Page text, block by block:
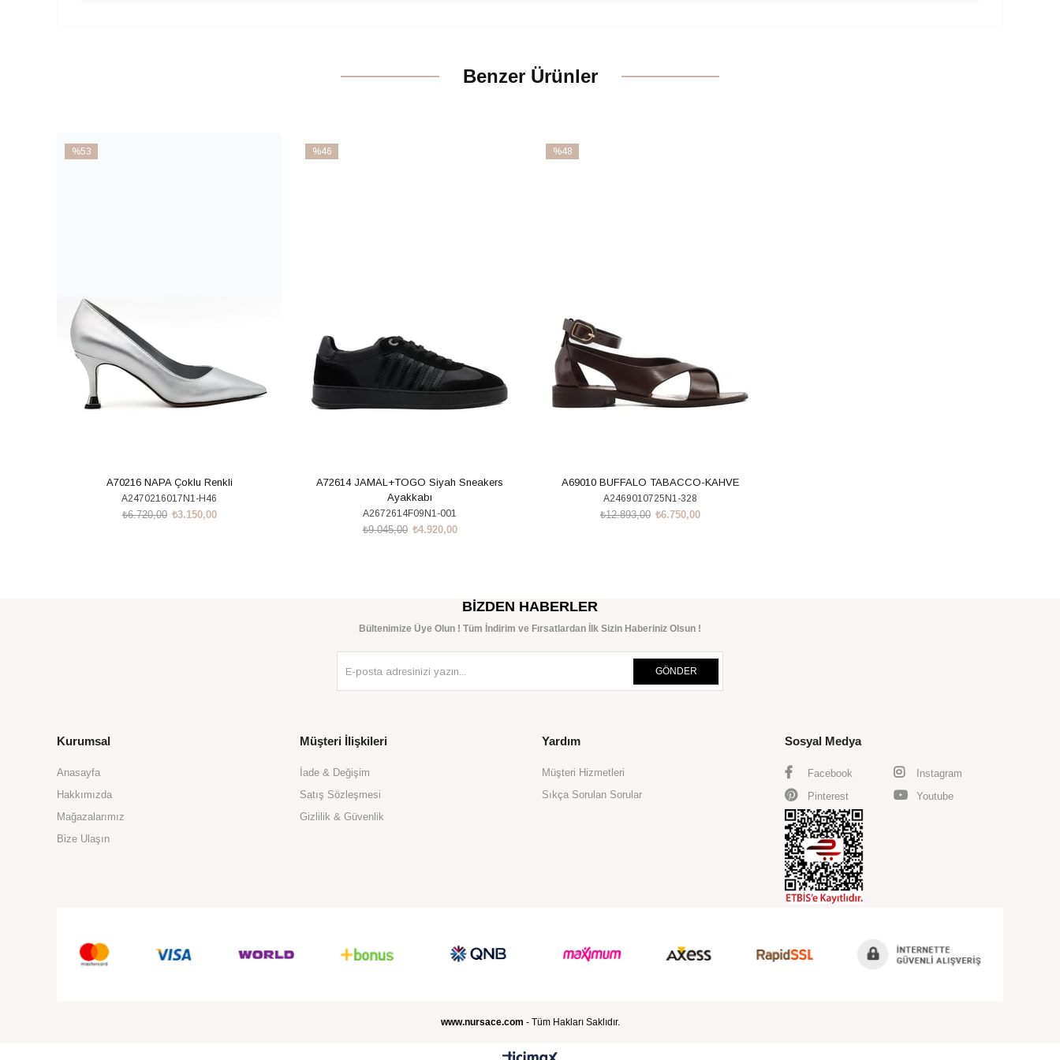
Benzer Ürünler
%53
A70216 NAPA Çoklu Renkli
A2470216017N1-H46
₺3.150,00
₺6.720,00
%46
A72614 JAMAL+TOGO Siyah Sneakers
Ayakkabı
A2672614F09N1-001
₺4.920,00
₺9.045,00
%48
A69010 BUFFALO TABACCO-KAHVE
A2469010725N1-328
₺6.750,00
₺12.893,00
BIZDEN HABERLER
Bültenimize Üye Olun ! Tüm İndirim ve Fırsatlardan İlk Sizin Haberiniz Olsun !
GÖNDER
Kurumsal
Anasayfa
Hakkımızda
Mağazalarımız
Bize Ulaşın
Müşteri İlişkileri
İade & Değişim
Satış Sözleşmesi
Gizlilik & Güvenlik
Yardım
Müşteri Hizmetleri
Sıkça Sorulan Sorular
Sosyal Medya
Facebook
Instagram
Pinterest
Youtube
www.nursace.com - Tüm Hakları Saklıdır.